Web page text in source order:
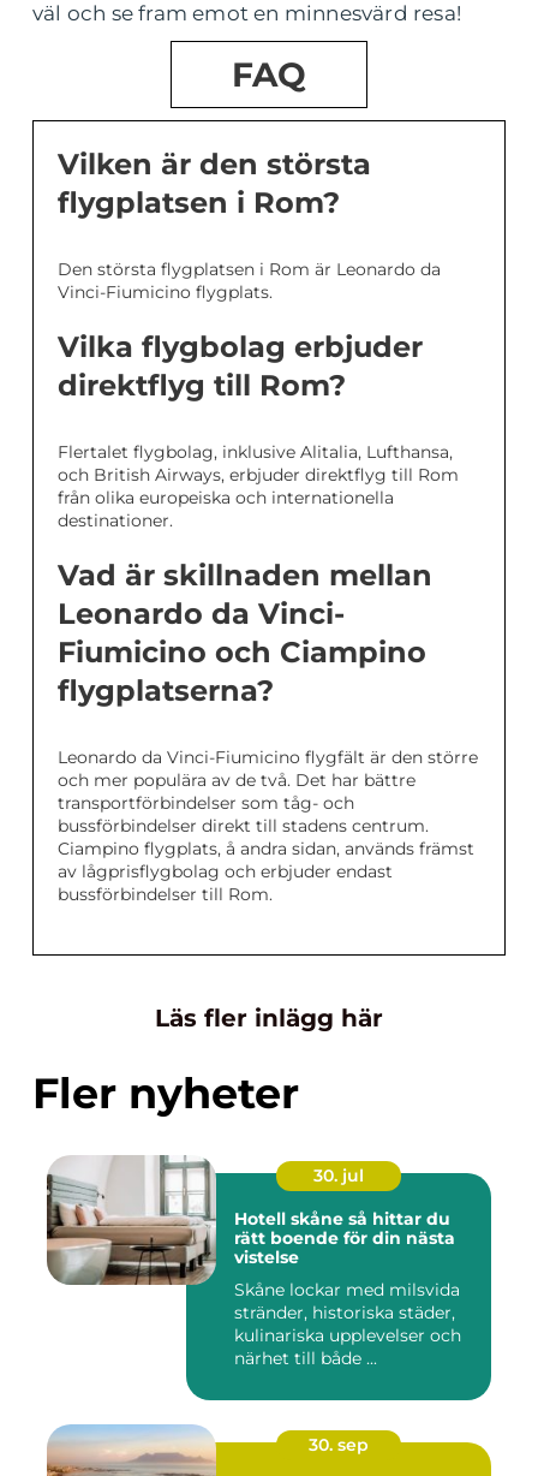
väl och se fram emot en minnesvärd resa!
FAQ
Vilken är den största
flygplatsen i Rom?
Den största flygplatsen i Rom är Leonardo da
Vinci-Fiumicino flygplats.
Vilka flygbolag erbjuder
direktflyg till Rom?
Flertalet flygbolag, inklusive Alitalia, Lufthansa,
och British Airways, erbjuder direktflyg till Rom
från olika europeiska och internationella
destinationer.
Vad är skillnaden mellan
Leonardo da Vinci-
Fiumicino och Ciampino
flygplatserna?
Leonardo da Vinci-Fiumicino flygfält är den större
och mer populära av de två. Det har bättre
transportförbindelser som tåg- och
bussförbindelser direkt till stadens centrum.
Ciampino flygplats, å andra sidan, används främst
av lågprisflygbolag och erbjuder endast
bussförbindelser till Rom.
Läs fler inlägg här
Fler nyheter
30. jul
Hotell skåne så hittar du
rätt boende för din nästa
vistelse
Skåne lockar med milsvida
stränder, historiska städer,
kulinariska upplevelser och
närhet till både ...
30. sep